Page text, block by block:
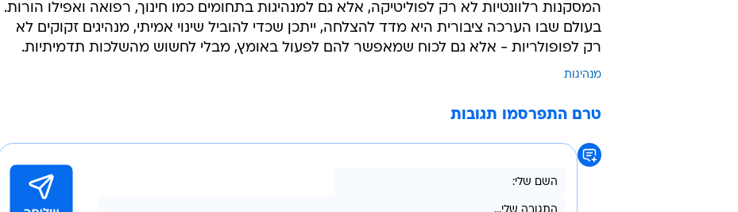
המסקנות רלוונטיות לא רק לפוליטיקה, אלא גם למנהיגות בתחומים כמו חינוך, רפואה ואפילו הורות.
בעולם שבו הערכה ציבורית היא מדד להצלחה, ייתכן שכדי להוביל שינוי אמיתי, מנהיגים זקוקים לא
רק לפופולריות - אלא גם לכוח שמאפשר להם לפעול באומץ, מבלי לחשוש מהשלכות תדמיתיות.
מנהיגות
טרם התפרסמו תגובות